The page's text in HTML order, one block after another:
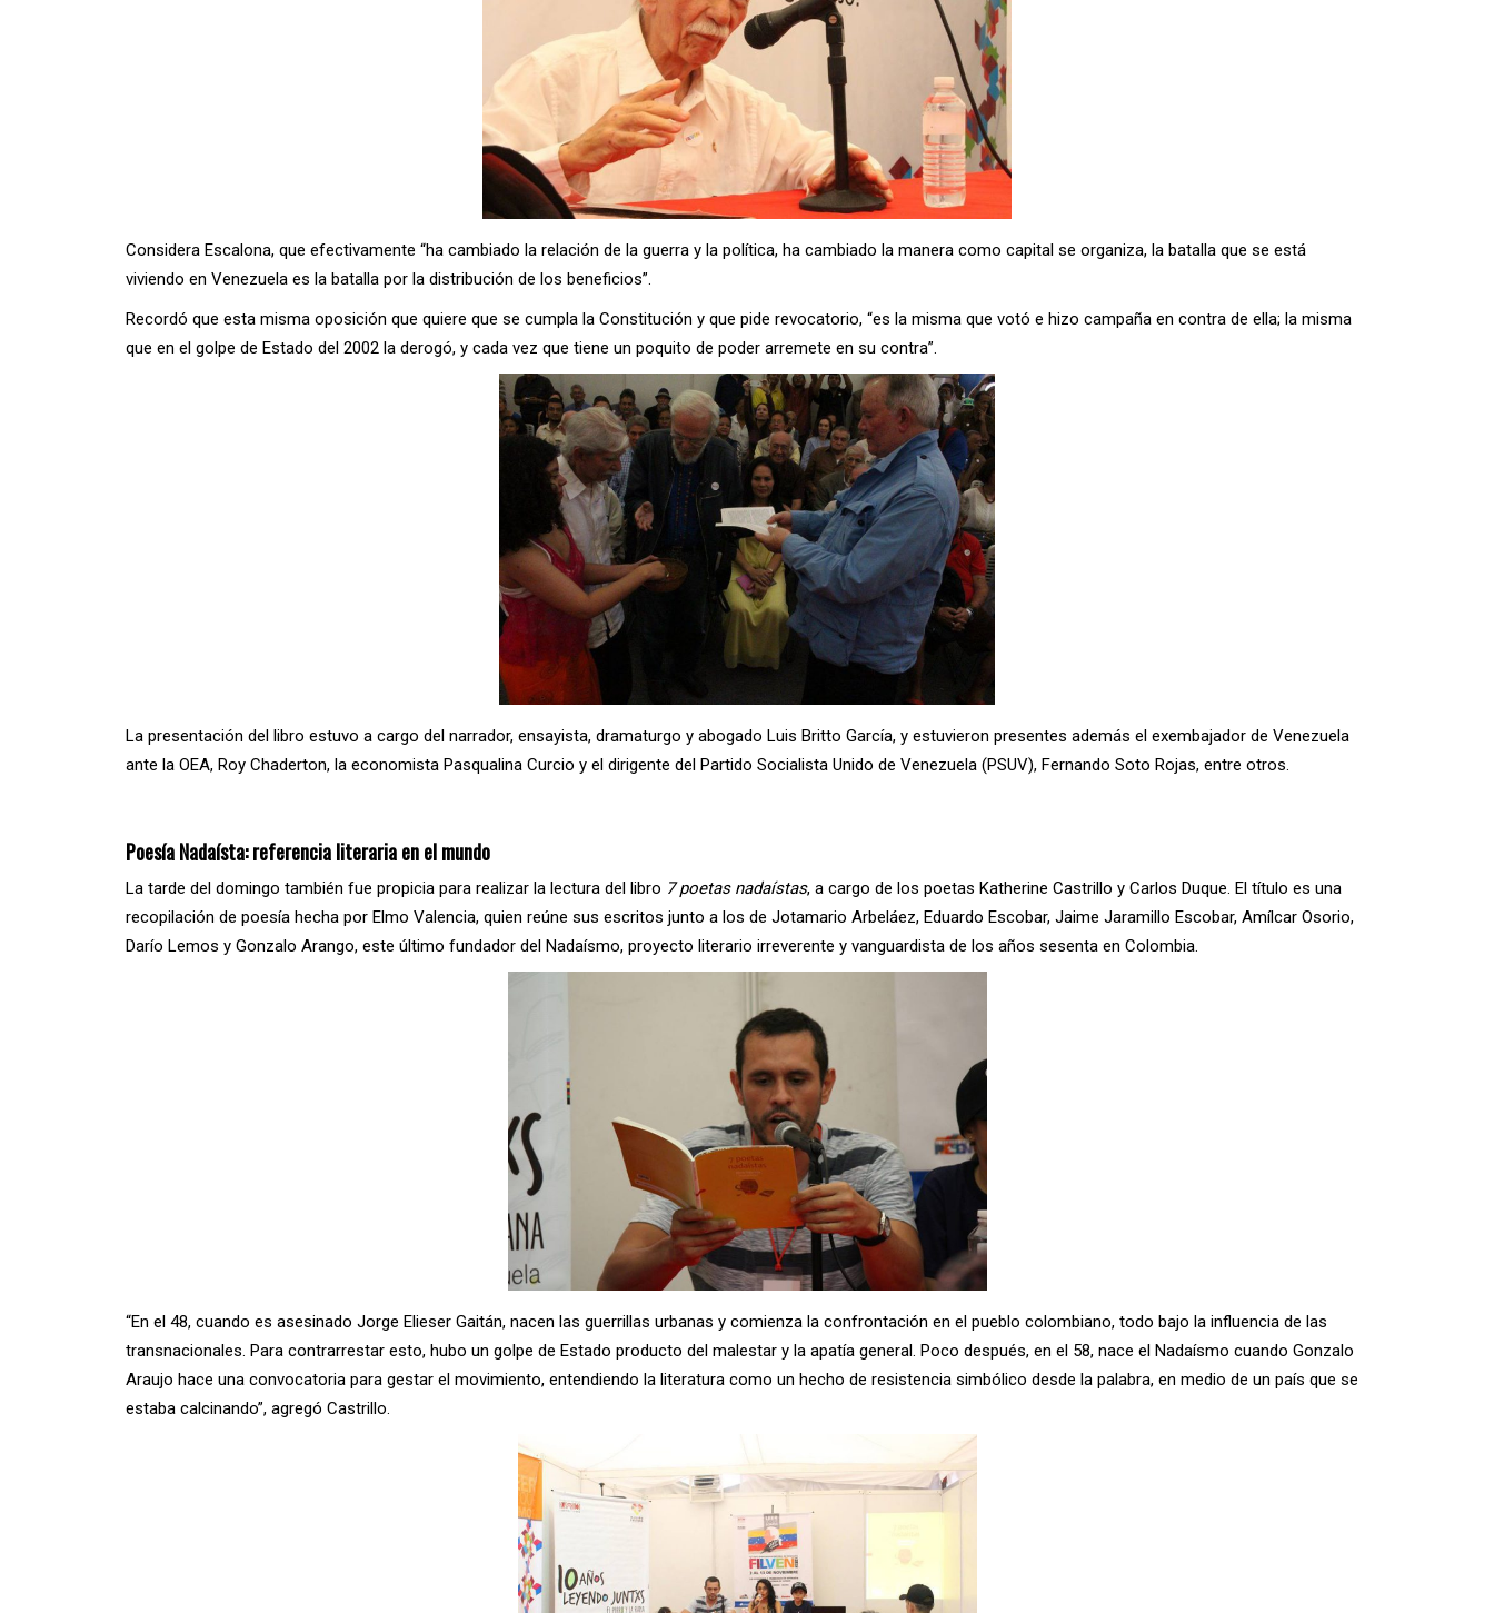
Considera Escalona, que efectivamente “ha cambiado la relación de la guerra y la política, ha cambiado la manera como capital se organiza, la batalla que se está
viviendo en Venezuela es la batalla por la distribución de los beneficios”.
Recordó que esta misma oposición que quiere que se cumpla la Constitución y que pide revocatorio, “es la misma que votó e hizo campaña en contra de ella; la misma
que en el golpe de Estado del 2002 la derogó, y cada vez que tiene un poquito de poder arremete en su contra”.
La presentación del libro estuvo a cargo del narrador, ensayista, dramaturgo y abogado Luis Britto García, y estuvieron presentes además el exembajador de Venezuela
ante la OEA, Roy Chaderton, la economista Pasqualina Curcio y el dirigente del Partido Socialista Unido de Venezuela (PSUV), Fernando Soto Rojas, entre otros.
Poesía Nadaísta: referencia literaria en el mundo
La tarde del domingo también fue propicia para realizar la lectura del libro 7 poetas nadaístas, a cargo de los poetas Katherine Castrillo y Carlos Duque. El título es una
recopilación de poesía hecha por Elmo Valencia, quien reúne sus escritos junto a los de Jotamario Arbeláez, Eduardo Escobar, Jaime Jaramillo Escobar, Amílcar Osorio,
Darío Lemos y Gonzalo Arango, este último fundador del Nadaísmo, proyecto literario irreverente y vanguardista de los años sesenta en Colombia.
“En el 48, cuando es asesinado Jorge Elieser Gaitán, nacen las guerrillas urbanas y comienza la confrontación en el pueblo colombiano, todo bajo la influencia de las
transnacionales. Para contrarrestar esto, hubo un golpe de Estado producto del malestar y la apatía general. Poco después, en el 58, nace el Nadaísmo cuando Gonzalo
Araujo hace una convocatoria para gestar el movimiento, entendiendo la literatura como un hecho de resistencia simbólico desde la palabra, en medio de un país que se
estaba calcinando”, agregó Castrillo.